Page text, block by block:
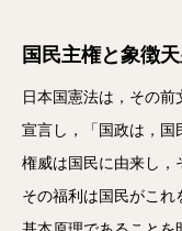
国民主権と象徴天
日本国憲法は，その
宣言し，「国政は，国
権威は国民に由来し，
その福利は国民がこれ